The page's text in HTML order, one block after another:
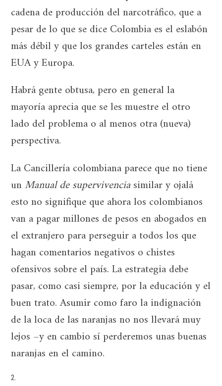
cadena de producción del narcotráfico, que a
pesar de lo que se dice Colombia es el eslabón
más débil y que los grandes carteles están en
EUA y Europa.
Habrá gente obtusa, pero en general la
mayoría aprecia que se les muestre el otro
lado del problema o al menos otra (nueva)
perspectiva.
La Cancillería colombiana parece que no tiene
unManual de supervivenciasimilar y ojalá
esto no signifique que ahora los colombianos
van a pagar millones de pesos en abogados en
el extranjero para perseguir a todos los que
hagan comentarios negativos o chistes
ofensivos sobre el país. La estrategia debe
pasar, como casi siempre, por la educación y el
buen trato. Asumir como faro la indignación
de la loca de las naranjas no nos llevará muy
lejos –y en cambio sí perderemos unas buenas
naranjas en el camino.
2.